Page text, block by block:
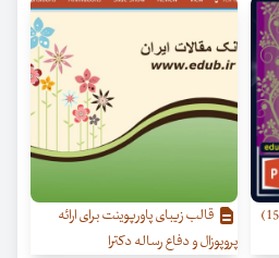
قالب زیبای پاورپوینت برای ارائه
پروپوزال و دفاع رساله دکترا